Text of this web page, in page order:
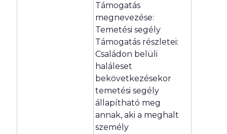
Támogatás
megnevezése:
Temetési segély
Támogatás részletei:
Családon belüli
haláleset
bekövetkezésekor
temetési segély
állapítható meg
annak, aki a meghalt
személy